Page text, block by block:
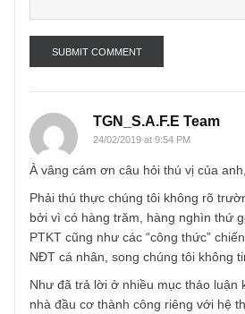
Email *
TGN_S.A.F.E Team
24/02/2019 at 9:54 PM